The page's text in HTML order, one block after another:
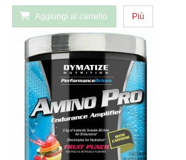
Aggiungi al carrello Più